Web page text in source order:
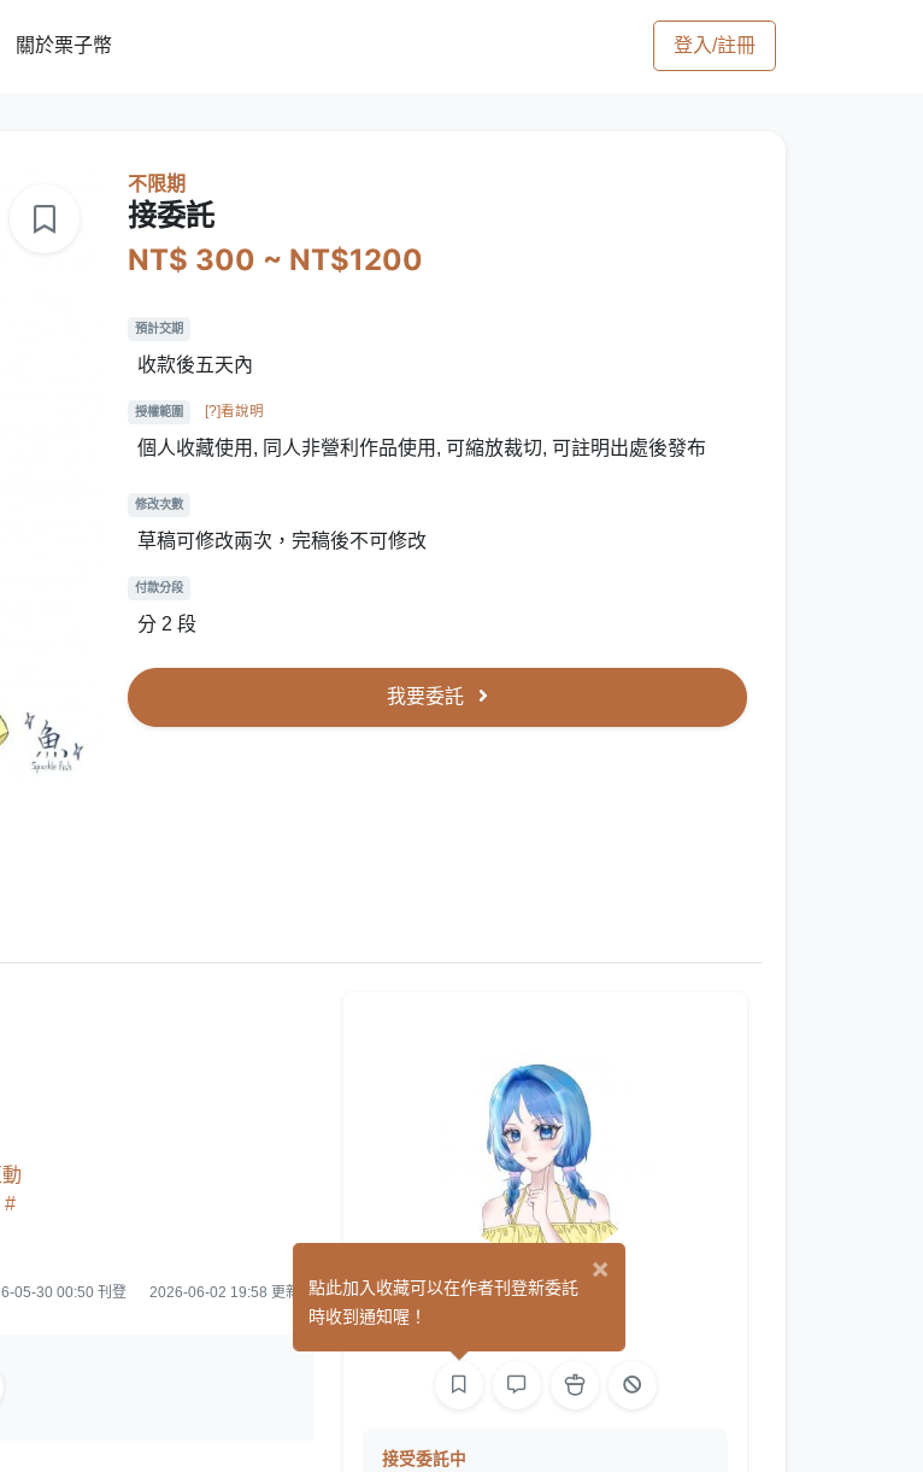
關於栗子幣 登入/註冊
不限期
接委託
NT$ 300 ~ NT$1200
預計交期
收款後五天內
授權範圍 [?]看說明
個人收藏使用, 同人非營利作品使用, 可縮放裁切, 可註明出處後發布
修改次數
草稿可修改兩次，完稿後不可修改
付款分段
分 2 段
我要委託
05-30 00:50 刊登 2026-06-02 19:58 更新 閃閃小魚
接受委託中
×
點此加入收藏可以在作者刊登新委託
時收到通知喔！